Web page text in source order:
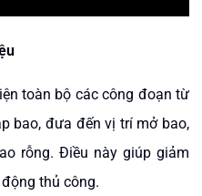
toàn bộ các công đoạn từ
bao, đưa đến vị trí mở bao,
rỗng. Điều này giúp giảm
thủ công.